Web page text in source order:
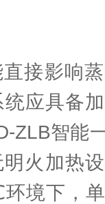
接影响
应具备
ZLB智能
火加热
境下，